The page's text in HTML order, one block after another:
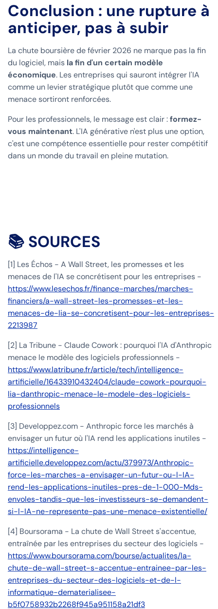
Conclusion : une rupture à
anticiper, pas à subir
La chute boursière de février 2026 ne marque pas la fin
du logiciel, mais la fin d'un certain modèle
économique. Les entreprises qui sauront intégrer l'IA
comme un levier stratégique plutôt que comme une
menace sortiront renforcées.
Pour les professionnels, le message est clair :formez-
vous maintenant. L'IA générative n'est plus une option,
c'est une compétence essentielle pour rester compétitif
dans un monde du travail en pleine mutation.
📚 SOURCES
[1] Les Échos - A Wall Street, les promesses et les
menaces de l'IA se concrétisent pour les entreprises -
https://www.lesechos.fr/finance-marches/marches-
financiers/a-wall-street-les-promesses-et-les-
menaces-de-lia-se-concretisent-pour-les-entreprises-
2213987
[2] La Tribune - Claude Cowork : pourquoi l'IA d'Anthropic
menace le modèle des logiciels professionnels -
https://www.latribune.fr/article/tech/intelligence-
artificielle/16433910432404/claude-cowork-pourquoi-
lia-danthropic-menace-le-modele-des-logiciels-
professionnels
[3] Developpez.com - Anthropic force les marchés à
envisager un futur où l'IA rend les applications inutiles -
https://intelligence-
artificielle.developpez.com/actu/379973/Anthropic-
force-les-marches-a-envisager-un-futur-ou-l-IA-
rend-les-applications-inutiles-pres-de-1-000-Mds-
envoles-tandis-que-les-investisseurs-se-demandent-
si-l-IA-ne-represente-pas-une-menace-existentielle/
[4] Boursorama - La chute de Wall Street s'accentue,
entraînée par les entreprises du secteur des logiciels -
https://www.boursorama.com/bourse/actualites/la-
chute-de-wall-street-s-accentue-entrainee-par-les-
entreprises-du-secteur-des-logiciels-et-de-l-
informatique-dematerialisee-
b5f0758932b2268f945a951158a21df3